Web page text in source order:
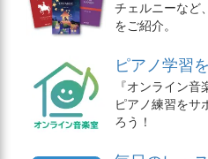
チェルニーなど
をご紹介。
ピアノ学習
『オンライン
ピアノ練習をサ
ろう！